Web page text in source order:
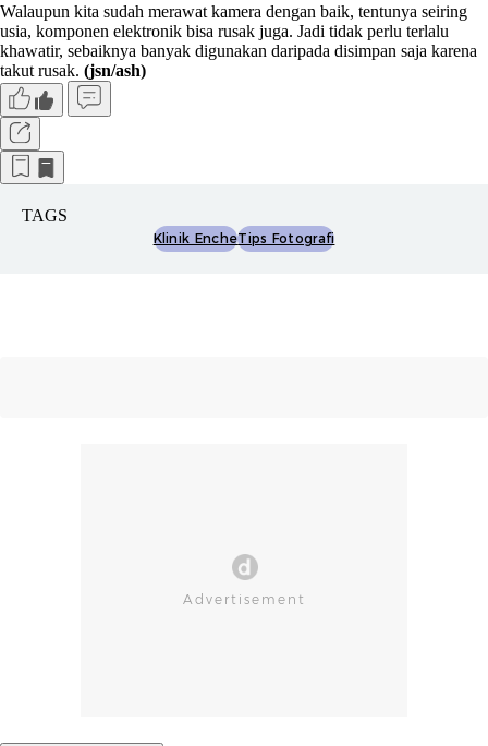
Walaupun kita sudah merawat kamera dengan baik, tentunya seiring
usia, komponen elektronik bisa rusak juga. Jadi tidak perlu terlalu
khawatir, sebaiknya banyak digunakan daripada disimpan saja karena
takut rusak. (jsn/ash)
TAGS
Klinik EncheTips Fotografi